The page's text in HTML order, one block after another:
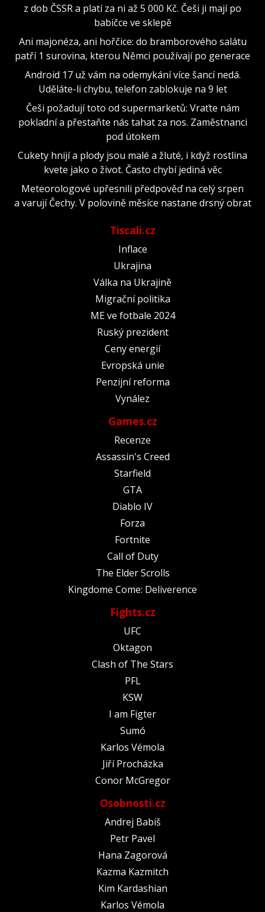
z dob ČSSR a platí za ni až 5 000 Kč. Češi ji mají po
babičce ve sklepě
Ani majonéza, ani hořčice: do bramborového salátu
patří 1 surovina, kterou Němci používají po generace
Android 17 už vám na odemykání více šancí nedá.
Uděláte-li chybu, telefon zablokuje na 9 let
Češi požadují toto od supermarketů: Vraťte nám
pokladní a přestaňte nás tahat za nos. Zaměstnanci
pod útokem
Cukety hnijí a plody jsou malé a žluté, i když rostlina
kvete jako o život. Často chybí jediná věc
Meteorologové upřesnili předpověď na celý srpen
a varují Čechy. V polovině měsíce nastane drsný obrat
Tiscali.cz
Inflace
Ukrajina
Válka na Ukrajině
Migrační politika
ME ve fotbale 2024
Ruský prezident
Ceny energií
Evropská unie
Penzijní reforma
Vynález
Games.cz
Recenze
Assassin's Creed
Starfield
GTA
Diablo IV
Forza
Fortnite
Call of Duty
The Elder Scrolls
Kingdome Come: Deliverence
Fights.cz
UFC
Oktagon
Clash of The Stars
PFL
KSW
I am Figter
Sumó
Karlos Vémola
Jiří Procházka
Conor McGregor
Osobnosti.cz
Andrej Babiš
Petr Pavel
Hana Zagorová
Kazma Kazmitch
Kim Kardashian
Karlos Vémola